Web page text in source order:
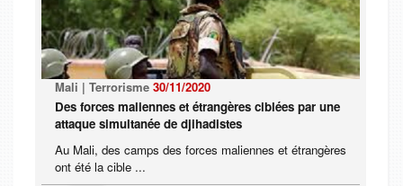
Mali | Terrorisme 30/11/2020
Des forces maliennes et étrangères ciblées par une
attaque simultanée de djihadistes
Au Mali, des camps des forces maliennes et étrangères
ont été la cible ...